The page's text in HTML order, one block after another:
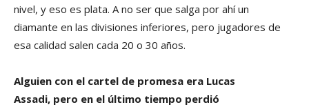
nivel, y eso es plata. A no ser que salga por ahí un
diamante en las divisiones inferiores, pero jugadores de
esa calidad salen cada 20 o 30 años.
Alguien con el cartel de promesa era Lucas
Assadi, pero en el último tiempo perdió